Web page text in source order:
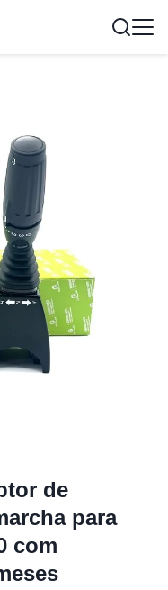
de
para
com